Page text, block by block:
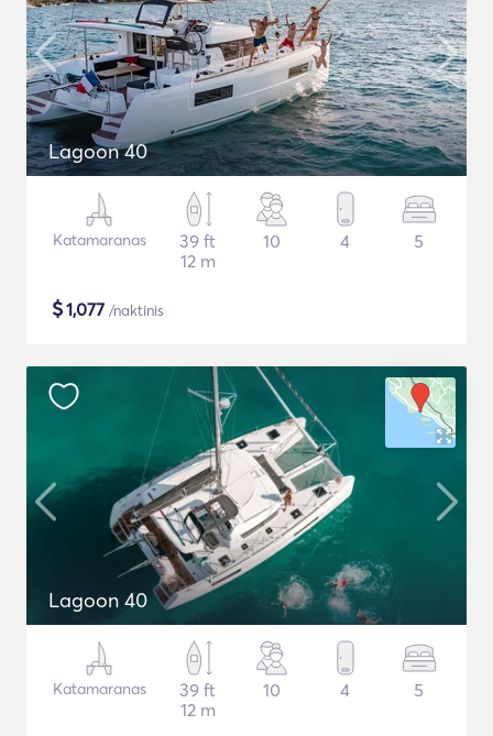
Lagoon 40
Katamaranas
39 ft
12 m
10 4 5
$1,077 /naktinis
Lagoon 40
Katamaranas
39 ft
12 m
10 4 5